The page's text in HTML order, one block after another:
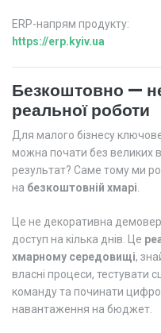
ERP-напрям продукту:
https://erp.kyiv.ua
Безкоштовно —
реальної роботи
Для малого бізнесу
можна почати без великих
результат? Саме тому ми
на безкоштовній хмарі
Це не декоративна
доступ на кілька днів. Це
хмарному середовищі,
власні процеси, тестувати
команду та починати
навантаження на бюджет.